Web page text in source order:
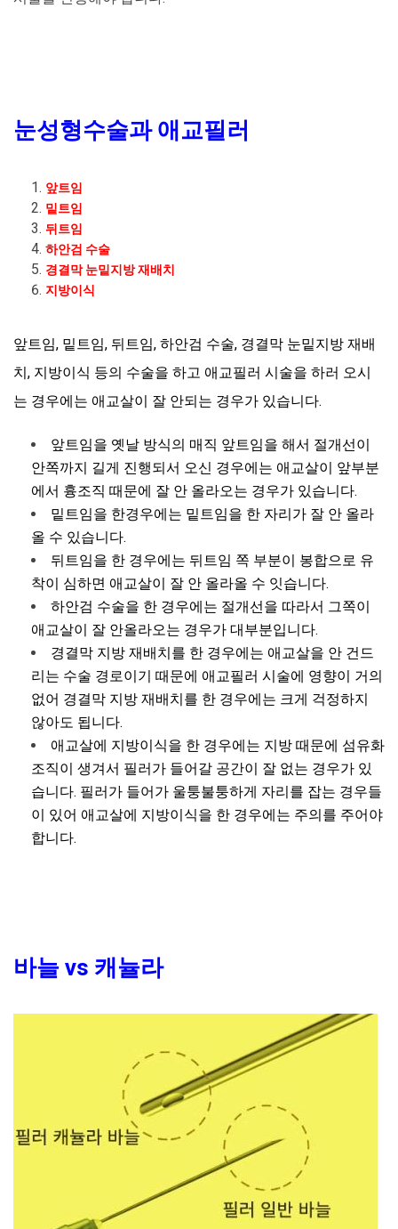
눈성형수술과 애교필러
앞트임
밑트임
뒤트임
하안검 수술
경결막 눈밑지방 재배치
지방이식
앞트임, 밑트임, 뒤트임, 하안검 수술, 경결막 눈밑지방 재배
치, 지방이식 등의 수술을 하고 애교필러 시술을 하러 오시
는 경우에는 애교살이 잘 안되는 경우가 있습니다.
앞트임을 옛날 방식의 매직 앞트임을 해서 절개선이
안쪽까지 길게 진행되서 오신 경우에는 애교살이 앞부분
에서 흉조직 때문에 잘 안 올라오는 경우가 있습니다.
밑트임을 한경우에는 밑트임을 한 자리가 잘 안 올라
올 수 있습니다.
뒤트임을 한 경우에는 뒤트임 쪽 부분이 봉합으로 유
착이 심하면 애교살이 잘 안 올라올 수 잇습니다.
하안검 수술을 한 경우에는 절개선을 따라서 그쪽이
애교살이 잘 안올라오는 경우가 대부분입니다.
경결막 지방 재배치를 한 경우에는 애교살을 안 건드
리는 수술 경로이기 때문에 애교필러 시술에 영향이 거의
없어 경결막 지방 재배치를 한 경우에는 크게 걱정하지
않아도 됩니다.
애교살에 지방이식을 한 경우에는 지방 때문에 섬유화
조직이 생겨서 필러가 들어갈 공간이 잘 없는 경우가 있
습니다. 필러가 들어가 울퉁불퉁하게 자리를 잡는 경우들
이 있어 애교살에 지방이식을 한 경우에는 주의를 주어야
합니다.
바늘 vs 캐뉼라